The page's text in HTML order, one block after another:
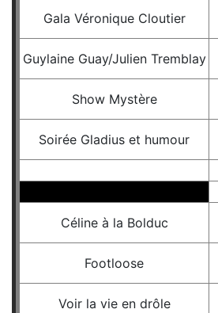
Gala Véronique Cloutier
Guylaine Guay/Julien Tremblay
Show Mystère
Soirée Gladius et humour
Céline à la Bolduc
Footloose
Voir la vie en drôle